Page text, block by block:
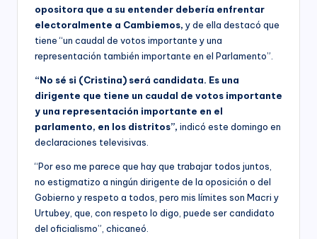
opositora que a su entender debería enfrentar
electoralmente a Cambiemos, y de ella destacó que
tiene “un caudal de votos importante y una
representación también importante en el Parlamento”.
“No sé si (Cristina) será candidata. Es una
dirigente que tiene un caudal de votos importante
y una representación importante en el
parlamento, en los distritos”, indicó este domingo en
declaraciones televisivas.
“Por eso me parece que hay que trabajar todos juntos,
no estigmatizo a ningún dirigente de la oposición o del
Gobierno y respeto a todos, pero mis límites son Macri y
Urtubey, que, con respeto lo digo, puede ser candidato
del oficialismo”, chicaneó.